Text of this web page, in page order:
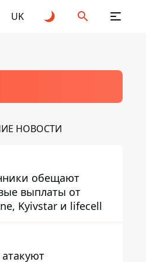
UK
НОВОСТИ
обещают
выплаты от
Kyivstar и lifecell